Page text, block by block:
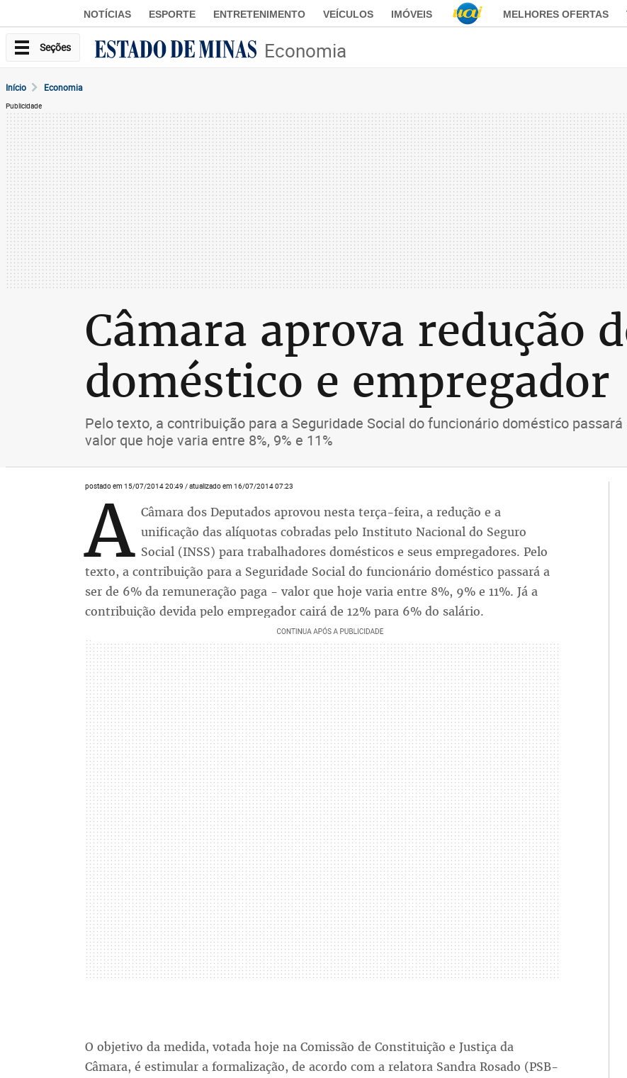
NOTÍCIAS ESPORTE ENTRETENIMENTO VEÍCULOS IMÓVEIS MELHORES OFERTAS
Seções Economia
Início Economia
Publicidade
Câmara aprova redução
doméstico e empregador
Pelo texto, a contribuição para a Seguridade Social do funcionário doméstico
valor que hoje varia entre 8%, 9% e 11%
postado em 15/07/2014 20:49 / atualizado em 16/07/2014 07:23
A Câmara dos Deputados aprovou nesta terça-feira, a redução e a
unificação das alíquotas cobradas pelo Instituto Nacional do Seguro
Social (INSS) para trabalhadores domésticos e seus empregadores. Pelo
texto, a contribuição para a Seguridade Social do funcionário doméstico passará a
ser de 6% da remuneração paga - valor que hoje varia entre 8%, 9% e 11%. Já a
contribuição devida pelo empregador cairá de 12% para 6% do salário.
O objetivo da medida, votada hoje na Comissão de Constituição e Justiça da
Câmara, é estimular a formalização, de acordo com a relatora Sandra Rosado (PSB-